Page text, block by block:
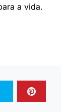
a vida.